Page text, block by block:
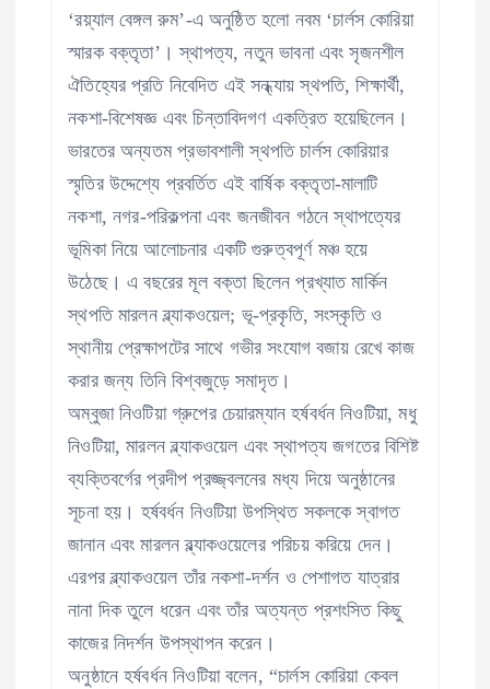
‘রয়্যাল বেঙ্গল রুম’-এ অনুষ্ঠিত হলো নবম ‘চার্লস কোরিয়া
স্মারক বক্তৃতা’। স্থাপত্য, নতুন ভাবনা এবং সৃজনশীল
ঐতিহ্যের প্রতি নিবেদিত এই সন্ধ্যায় স্থপতি, শিক্ষার্থী,
নকশা-বিশেষজ্ঞ এবং চিন্তাবিদগণ একত্রিত হয়েছিলেন।
ভারতের অন্যতম প্রভাবশালী স্থপতি চার্লস কোরিয়ার
স্মৃতির উদ্দেশ্যে প্রবর্তিত এই বার্ষিক বক্তৃতা-মালাটি
নকশা, নগর-পরিকল্পনা এবং জনজীবন গঠনে স্থাপত্যের
ভূমিকা নিয়ে আলোচনার একটি গুরুত্বপূর্ণ মঞ্চ হয়ে
উঠেছে। এ বছরের মূল বক্তা ছিলেন প্রখ্যাত মার্কিন
স্থপতি মারলন ব্ল্যাকওয়েল; ভূ-প্রকৃতি, সংস্কৃতি ও
স্থানীয় প্রেক্ষাপটের সাথে গভীর সংযোগ বজায় রেখে কাজ
করার জন্য তিনি বিশ্বজুড়ে সমাদৃত।
অম্বুজা নিওটিয়া গ্রুপের চেয়ারম্যান হর্ষবর্ধন নিওটিয়া, মধু
নিওটিয়া, মারলন ব্ল্যাকওয়েল এবং স্থাপত্য জগতের বিশিষ্ট
ব্যক্তিবর্গের প্রদীপ প্রজ্জ্বলনের মধ্য দিয়ে অনুষ্ঠানের
সূচনা হয়। হর্ষবর্ধন নিওটিয়া উপস্থিত সকলকে স্বাগত
জানান এবং মারলন ব্ল্যাকওয়েলের পরিচয় করিয়ে দেন।
এরপর ব্ল্যাকওয়েল তাঁর নকশা-দর্শন ও পেশাগত যাত্রার
নানা দিক তুলে ধরেন এবং তাঁর অত্যন্ত প্রশংসিত কিছু
কাজের নিদর্শন উপস্থাপন করেন।
অনুষ্ঠানে হর্ষবর্ধন নিওটিয়া বলেন, “চার্লস কোরিয়া কেবল